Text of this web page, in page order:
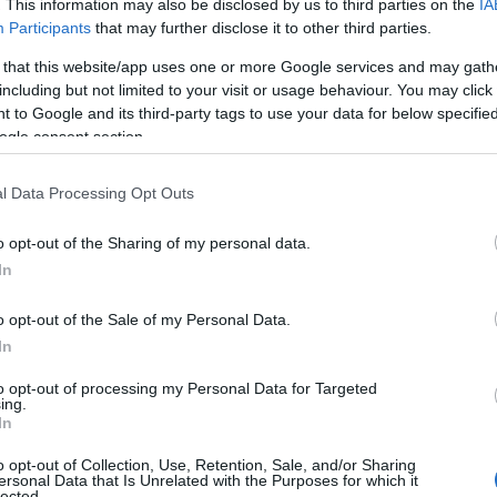
This information may also be disclosed by us to third parties on the
Participants that may further disclose it to other third parties.
that this website/app uses one or more Google services and may
but not limited to your visit or usage behaviour. You may
to Google and its third-party tags to use your data for below
consent section.
Data Processing Opt Outs
opt-out of the Sharing of my personal data.
opt-out of the Sale of my Personal Data.
opt-out of processing my Personal Data for Targeted
opt-out of Collection, Use, Retention, Sale, and/or Sharing
Data that Is Unrelated with the Purposes for which it
επί σειρά ετών στον χώρο των
από τη ζωή σε ηλικία 50 ετών,
του, στους φίλους του και σε όσους
χρόνια.
να ξεχωρίσει τόσο για την
τον χαρακτήρα του, κερδίζοντας την
την Τετάρτη 3 Ιουνίου στις
όπου συγγενείς, φίλοι και συνεργάτες θα
και να τον συνοδεύσουν στην τελευταία
σε όσους τον γνώρισαν, καθώς έφυγε
δημιουργική και παραγωγική.